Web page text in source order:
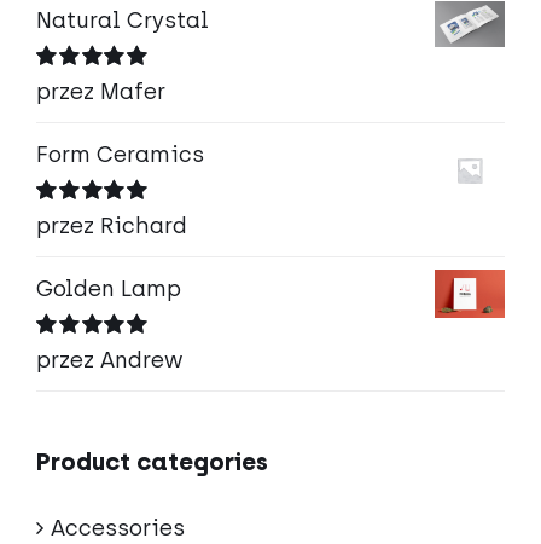
Natural Crystal
Oceniono5
na 5
przez Mafer
Form Ceramics
Oceniono5
na 5
przez Richard
Golden Lamp
Oceniono5
na 5
przez Andrew
Product categories
Accessories